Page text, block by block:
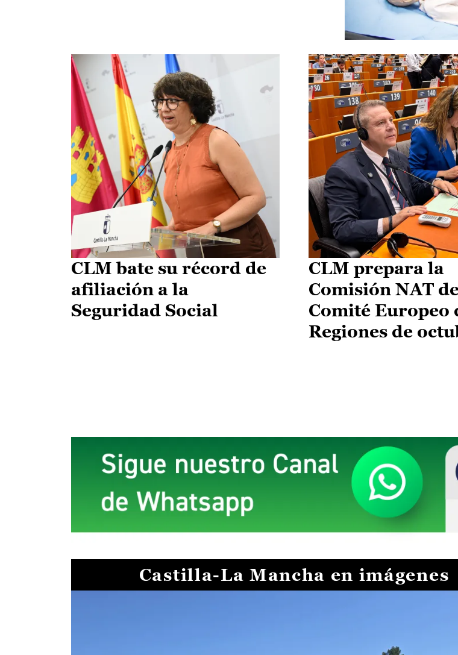
CLM bate su récord de
afiliación a la
Seguridad Social
CLM prepara la
Comisión NAT
Comité Europeo
Regiones de
Castilla-La Mancha en imágenes